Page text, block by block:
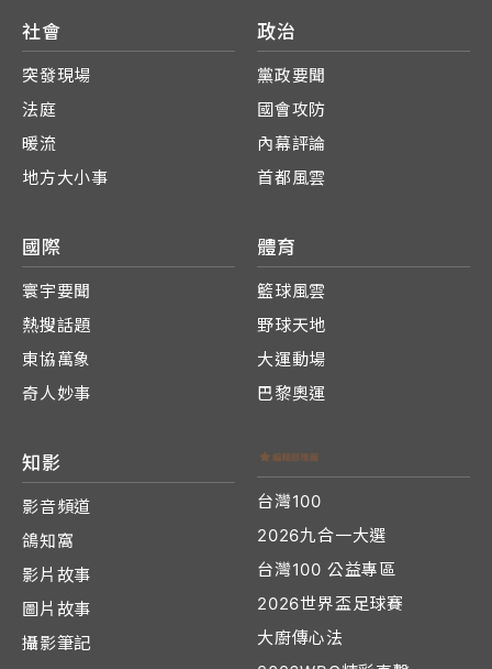
社會
突發現場
法庭
暖流
地方大小事
政治
黨政要聞
國會攻防
內幕評論
首都風雲
國際
寰宇要聞
熱搜話題
東協萬象
奇人妙事
體育
籃球風雲
野球天地
大運動場
巴黎奧運
知影
影音頻道
鴿知窩
影片故事
圖片故事
攝影筆記
台灣100
2026九合一大選
台灣100 公益專區
2026世界盃足球賽
大廚傳心法